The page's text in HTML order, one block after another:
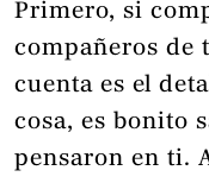
Primero, si
compañeros de
cuenta es el
cosa, es bonito
pensaron en ti.